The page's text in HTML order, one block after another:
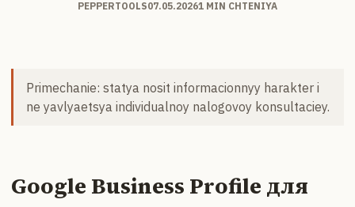
PEPPERTOOLS07.05.20261 MIN CHTENIYA
Primechanie: statya nosit informacionnyy harakter i
ne yavlyaetsya individualnoy nalogovoy konsultaciey.
Google Business Profile для